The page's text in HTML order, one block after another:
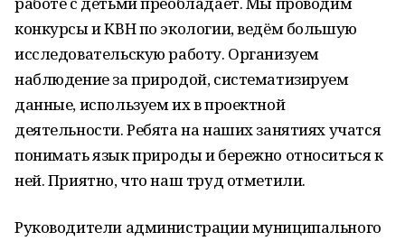
конкурсы и КВН по экологии, ведём большую
исследовательскую работу. Организуем
наблюдение за природой, систематизируем
данные, используем их в проектной
деятельности. Ребята на наших занятиях учатся
понимать язык природы и бережно относиться к
ней. Приятно, что наш труд отметили.
Руководители администрации муниципального